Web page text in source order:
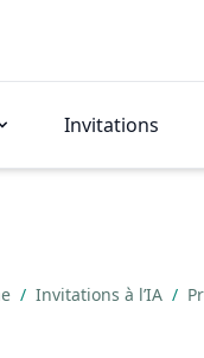
Invitations
/ Invitations à l’IA /